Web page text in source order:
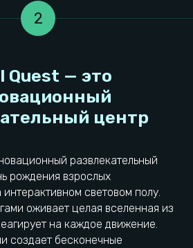
2
развлекательный
рождения взрослых
световом полу.
оживает целая вселенная из
на каждое движение.
создает бесконечные